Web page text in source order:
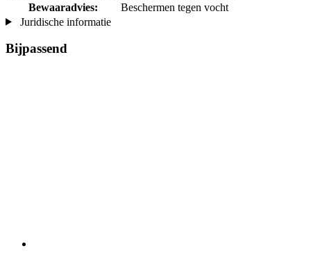
Bewaaradvies:
Beschermen tegen vocht
Juridische informatie
Bijpassend